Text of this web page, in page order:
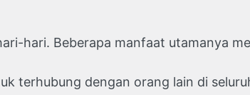
hari. Beberapa manfaat utamanya
terhubung dengan orang lain di